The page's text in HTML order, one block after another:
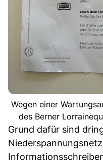
Wegen einer
des Berner
Grund dafür sind